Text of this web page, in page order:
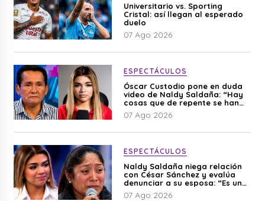
Universitario vs. Sporting
Cristal: así llegan al esperado
duelo
07 Ago 2026
ESPECTÁCULOS
Óscar Custodio pone en duda
video de Naldy Saldaña: “Hay
cosas que de repente se han
editado”
07 Ago 2026
ESPECTÁCULOS
Naldy Saldaña niega relación
con César Sánchez y evalúa
denunciar a su esposa: “Es una
difamación”
07 Ago 2026